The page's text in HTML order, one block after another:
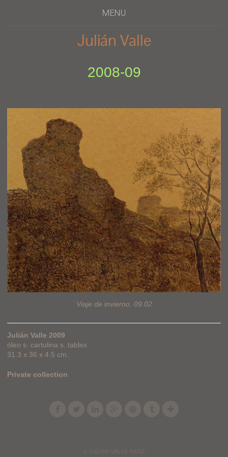
MENU
Julián Valle
2008-09
Viaje de invierno. 09.02
Julián Valle 2009
óleo s. cartulina s. tablex
31.3 x 36 x 4.5 cm.
Private collection
© JULIAN VALLE SANZ